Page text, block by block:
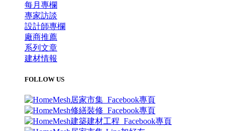
每月專欄
專家訪談
設計師專欄
廠商推薦
系列文章
建材情報
FOLLOW US